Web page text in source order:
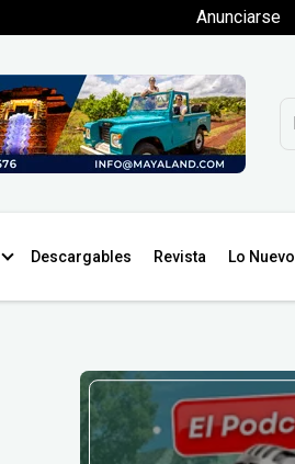
Anunciarse
Descargables Revista Lo Nuevo